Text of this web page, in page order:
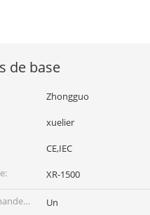
de base
Zhongguo
xuelier
CE,IEC
XR-1500
Un